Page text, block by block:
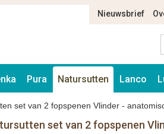
Nieuwsbrief
Pura Natursutten Lanco
set van 2 fopspenen Vlinder -
set van 2 fopspenen